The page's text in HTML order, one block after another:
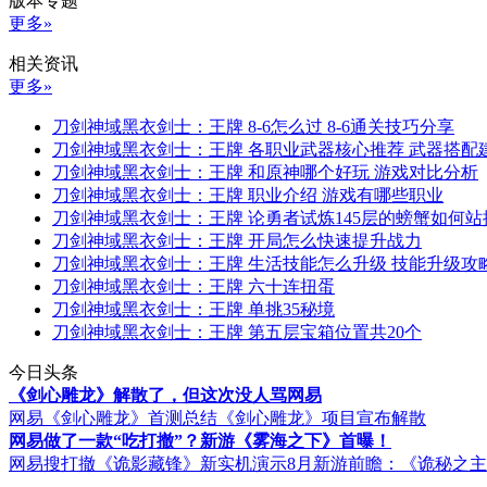
更多»
相关资讯
更多»
刀剑神域黑衣剑士：王牌 8-6怎么过 8-6通关技巧分享
刀剑神域黑衣剑士：王牌 各职业武器核心推荐 武器搭配
刀剑神域黑衣剑士：王牌 和原神哪个好玩 游戏对比分析
刀剑神域黑衣剑士：王牌 职业介绍 游戏有哪些职业
刀剑神域黑衣剑士：王牌 论勇者试炼145层的螃蟹如何站
刀剑神域黑衣剑士：王牌 开局怎么快速提升战力
刀剑神域黑衣剑士：王牌 生活技能怎么升级 技能升级攻
刀剑神域黑衣剑士：王牌 六十连扭蛋
刀剑神域黑衣剑士：王牌 单挑35秘境
刀剑神域黑衣剑士：王牌 第五层宝箱位置共20个
今日头条
《剑心雕龙》解散了，但这次没人骂网易
网易《剑心雕龙》首测总结 《剑心雕龙》项目宣布解散
网易做了一款“吃打撤”？新游《雾海之下》首曝！
网易搜打撤《诡影藏锋》新实机演示8月新游前瞻：《诡秘之